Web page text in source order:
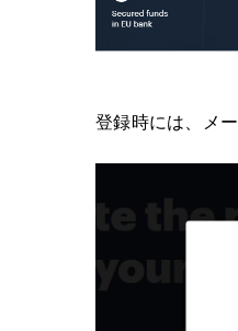
登録時には、メ